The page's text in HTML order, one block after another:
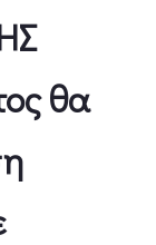
θα